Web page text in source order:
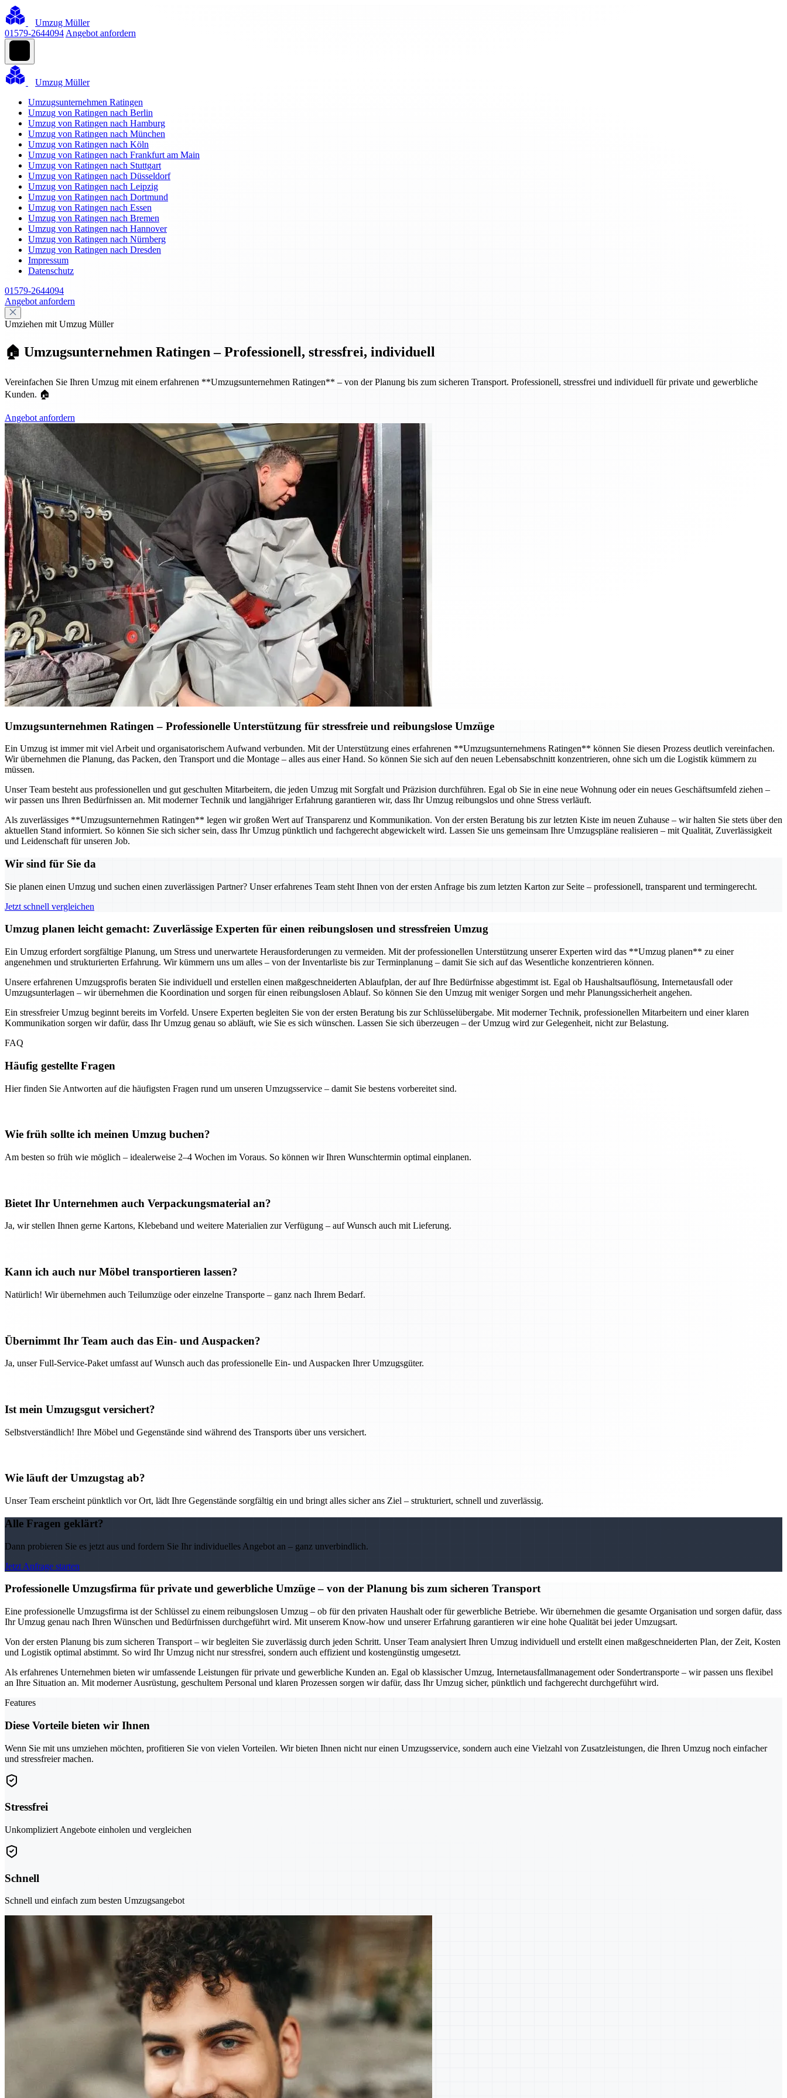
Umzug Müller
01579-2644094 Angebot anfordern
Umzug Müller
Umzugsunternehmen Ratingen
Umzug von Ratingen nach Berlin
Umzug von Ratingen nach Hamburg
Umzug von Ratingen nach München
Umzug von Ratingen nach Köln
Umzug von Ratingen nach Frankfurt am Main
Umzug von Ratingen nach Stuttgart
Umzug von Ratingen nach Düsseldorf
Umzug von Ratingen nach Leipzig
Umzug von Ratingen nach Dortmund
Umzug von Ratingen nach Essen
Umzug von Ratingen nach Bremen
Umzug von Ratingen nach Hannover
Umzug von Ratingen nach Nürnberg
Umzug von Ratingen nach Dresden
Impressum
Datenschutz
01579-2644094
Angebot anfordern
Umziehen mit Umzug Müller
🏠 Umzugsunternehmen Ratingen – Professionell, stressfrei, individuell
Vereinfachen Sie Ihren Umzug mit einem erfahrenen **Umzugsunternehmen Ratingen** – von der Planung bis zum sicheren Transport. Professionell, stressfrei und individuell für private und gewerbliche
Kunden. 🏠
Angebot anfordern
Umzugsunternehmen Ratingen – Professionelle Unterstützung für stressfreie und reibungslose Umzüge
Ein Umzug ist immer mit viel Arbeit und organisatorischem Aufwand verbunden. Mit der Unterstützung eines erfahrenen **Umzugsunternehmens Ratingen** können Sie diesen Prozess deutlich vereinfachen.
Wir übernehmen die Planung, das Packen, den Transport und die Montage – alles aus einer Hand. So können Sie sich auf den neuen Lebensabschnitt konzentrieren, ohne sich um die Logistik kümmern zu
müssen.
Unser Team besteht aus professionellen und gut geschulten Mitarbeitern, die jeden Umzug mit Sorgfalt und Präzision durchführen. Egal ob Sie in eine neue Wohnung oder ein neues Geschäftsumfeld ziehen –
wir passen uns Ihren Bedürfnissen an. Mit moderner Technik und langjähriger Erfahrung garantieren wir, dass Ihr Umzug reibungslos und ohne Stress verläuft.
Als zuverlässiges **Umzugsunternehmen Ratingen** legen wir großen Wert auf Transparenz und Kommunikation. Von der ersten Beratung bis zur letzten Kiste im neuen Zuhause – wir halten Sie stets über den
aktuellen Stand informiert. So können Sie sich sicher sein, dass Ihr Umzug pünktlich und fachgerecht abgewickelt wird. Lassen Sie uns gemeinsam Ihre Umzugspläne realisieren – mit Qualität, Zuverlässigkeit
und Leidenschaft für unseren Job.
Wir sind für Sie da
Sie planen einen Umzug und suchen einen zuverlässigen Partner? Unser erfahrenes Team steht Ihnen von der ersten Anfrage bis zum letzten Karton zur Seite – professionell, transparent und termingerecht.
Jetzt schnell vergleichen
Umzug planen leicht gemacht: Zuverlässige Experten für einen reibungslosen und stressfreien Umzug
Ein Umzug erfordert sorgfältige Planung, um Stress und unerwartete Herausforderungen zu vermeiden. Mit der professionellen Unterstützung unserer Experten wird das **Umzug planen** zu einer
angenehmen und strukturierten Erfahrung. Wir kümmern uns um alles – von der Inventarliste bis zur Terminplanung – damit Sie sich auf das Wesentliche konzentrieren können.
Unsere erfahrenen Umzugsprofis beraten Sie individuell und erstellen einen maßgeschneiderten Ablaufplan, der auf Ihre Bedürfnisse abgestimmt ist. Egal ob Haushaltsauflösung, Internetausfall oder
Umzugsunterlagen – wir übernehmen die Koordination und sorgen für einen reibungslosen Ablauf. So können Sie den Umzug mit weniger Sorgen und mehr Planungssicherheit angehen.
Ein stressfreier Umzug beginnt bereits im Vorfeld. Unsere Experten begleiten Sie von der ersten Beratung bis zur Schlüsselübergabe. Mit moderner Technik, professionellen Mitarbeitern und einer klaren
Kommunikation sorgen wir dafür, dass Ihr Umzug genau so abläuft, wie Sie es sich wünschen. Lassen Sie sich überzeugen – der Umzug wird zur Gelegenheit, nicht zur Belastung.
FAQ
Häufig gestellte Fragen
Hier finden Sie Antworten auf die häufigsten Fragen rund um unseren Umzugsservice – damit Sie bestens vorbereitet sind.
Wie früh sollte ich meinen Umzug buchen?
Am besten so früh wie möglich – idealerweise 2–4 Wochen im Voraus. So können wir Ihren Wunschtermin optimal einplanen.
Bietet Ihr Unternehmen auch Verpackungsmaterial an?
Ja, wir stellen Ihnen gerne Kartons, Klebeband und weitere Materialien zur Verfügung – auf Wunsch auch mit Lieferung.
Kann ich auch nur Möbel transportieren lassen?
Natürlich! Wir übernehmen auch Teilumzüge oder einzelne Transporte – ganz nach Ihrem Bedarf.
Übernimmt Ihr Team auch das Ein- und Auspacken?
Ja, unser Full-Service-Paket umfasst auf Wunsch auch das professionelle Ein- und Auspacken Ihrer Umzugsgüter.
Ist mein Umzugsgut versichert?
Selbstverständlich! Ihre Möbel und Gegenstände sind während des Transports über uns versichert.
Wie läuft der Umzugstag ab?
Unser Team erscheint pünktlich vor Ort, lädt Ihre Gegenstände sorgfältig ein und bringt alles sicher ans Ziel – strukturiert, schnell und zuverlässig.
Alle Fragen geklärt?
Dann probieren Sie es jetzt aus und fordern Sie Ihr individuelles Angebot an – ganz unverbindlich.
Jetzt Anfrage starten
Professionelle Umzugsfirma für private und gewerbliche Umzüge – von der Planung bis zum sicheren Transport
Eine professionelle Umzugsfirma ist der Schlüssel zu einem reibungslosen Umzug – ob für den privaten Haushalt oder für gewerbliche Betriebe. Wir übernehmen die gesamte Organisation und sorgen dafür, dass
Ihr Umzug genau nach Ihren Wünschen und Bedürfnissen durchgeführt wird. Mit unserem Know-how und unserer Erfahrung garantieren wir eine hohe Qualität bei jeder Umzugsart.
Von der ersten Planung bis zum sicheren Transport – wir begleiten Sie zuverlässig durch jeden Schritt. Unser Team analysiert Ihren Umzug individuell und erstellt einen maßgeschneiderten Plan, der Zeit, Kosten
und Logistik optimal abstimmt. So wird Ihr Umzug nicht nur stressfrei, sondern auch effizient und kostengünstig umgesetzt.
Als erfahrenes Unternehmen bieten wir umfassende Leistungen für private und gewerbliche Kunden an. Egal ob klassischer Umzug, Internetausfallmanagement oder Sondertransporte – wir passen uns flexibel
an Ihre Situation an. Mit moderner Ausrüstung, geschultem Personal und klaren Prozessen sorgen wir dafür, dass Ihr Umzug sicher, pünktlich und fachgerecht durchgeführt wird.
Features
Diese Vorteile bieten wir Ihnen
Wenn Sie mit uns umziehen möchten, profitieren Sie von vielen Vorteilen. Wir bieten Ihnen nicht nur einen Umzugsservice, sondern auch eine Vielzahl von Zusatzleistungen, die Ihren Umzug noch einfacher
und stressfreier machen.
Stressfrei
Unkompliziert Angebote einholen und vergleichen
Schnell
Schnell und einfach zum besten Umzugsangebot